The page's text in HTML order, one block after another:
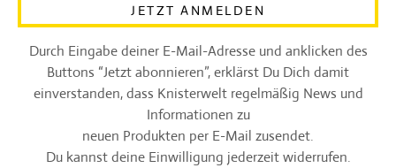
JETZT ANMELDEN
Durch Eingabe deiner E-Mail-Adresse und anklicken des
Buttons “Jetzt abonnieren”, erklärst Du Dich damit
einverstanden, dass Knisterwelt regelmäßig News und
Informationen zu
neuen Produkten per E-Mail zusendet.
Du kannst deine Einwilligung jederzeit widerrufen.